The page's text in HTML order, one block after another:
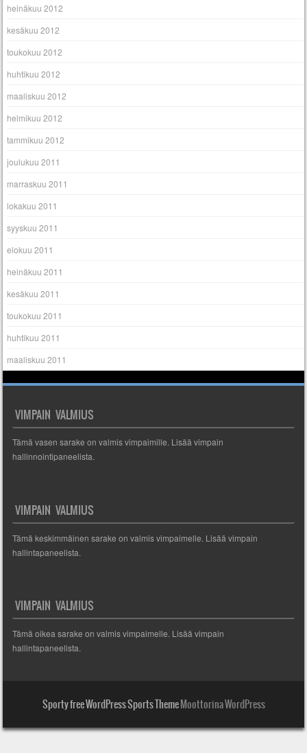
heinäkuu 2012
kesäkuu 2012
toukokuu 2012
huhtikuu 2012
maaliskuu 2012
helmikuu 2012
tammikuu 2012
joulukuu 2011
marraskuu 2011
lokakuu 2011
syyskuu 2011
elokuu 2011
heinäkuu 2011
kesäkuu 2011
toukokuu 2011
huhtikuu 2011
maaliskuu 2011
VIMPAIN VALMIUS
Tämä vasen sarake on valmis vimpaimille. Lisää vimpain
hallinnointipaneelista.
VIMPAIN VALMIUS
Tämä keskimmäinen sarake on valmis vimpaimelle. Lisää vimpain
hallintapaneelista.
VIMPAIN VALMIUS
Tämä oikea sarake on valmis vimpaimelle. Lisää vimpain
hallintapaneelista.
Sporty free WordPress Sports ThemeMoottorina WordPress